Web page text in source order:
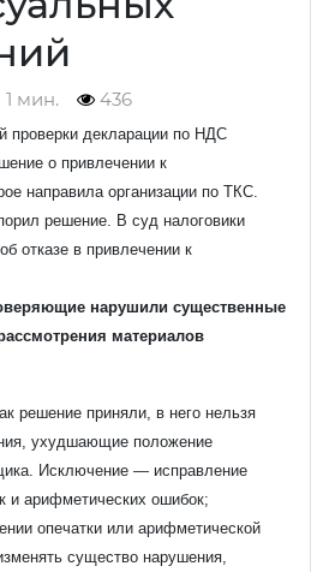
1 мин. 436
проверки декларации по НДС
о привлечении к
направила организации по ТКС.
решение. В суд налоговики
отказе в привлечении к
нарушили существенные
материалов
решение приняли, в него нельзя
ухудшающие положение
Исключение — исправление
и арифметических ошибок;
опечатки или арифметической
существо нарушения,